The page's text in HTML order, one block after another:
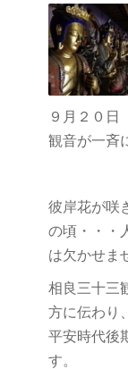
９月２０日
観音が一斉
彼岸花が咲
の頃・・・
は欠かせま
相良三十三
方に伝わり、
平安時代後
す。